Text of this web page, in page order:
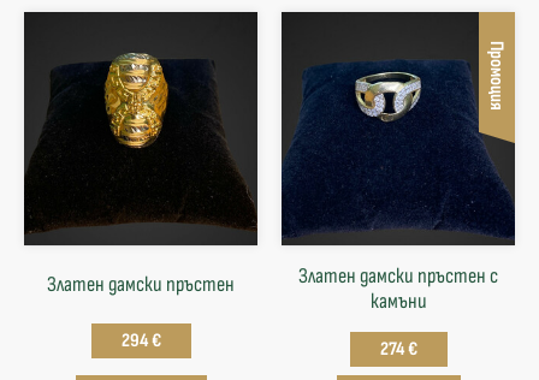
Златен дамски пръстен
294 €
Промоция
Златен дамски пръстен с
камъни
274 €